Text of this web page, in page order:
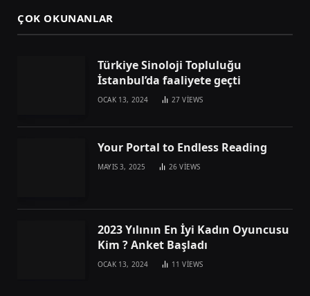
ÇOK OKUNANLAR
Türkiye Sinoloji Topluluğu
İstanbul’da faaliyete geçti
OCAK 13, 2024 27VIEWS
Your Portal to Endless Reading
MAYIS 3, 2025 26VIEWS
2023 Yılının En İyi Kadın Oyuncusu
Kim ? Anket Başladı
OCAK 13, 2024 11VIEWS